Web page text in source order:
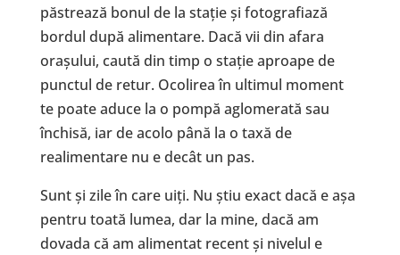
păstrează bonul de la stație și fotografiază
bordul după alimentare. Dacă vii din afara
orașului, caută din timp o stație aproape de
punctul de retur. Ocolirea în ultimul moment
te poate aduce la o pompă aglomerată sau
închisă, iar de acolo până la o taxă de
realimentare nu e decât un pas.
Sunt și zile în care uiți. Nu știu exact dacă e așa
pentru toată lumea, dar la mine, dacă am
dovada că am alimentat recent și nivelul e